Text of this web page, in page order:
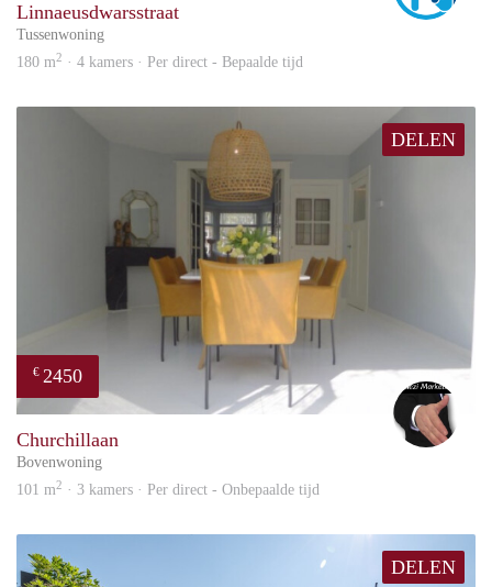
Linnaeusdwarsstraat
Tussenwoning
180 m2 · 4 kamers · Per direct - Bepaalde tijd
DELEN
€ 2450
Churchillaan
Bovenwoning
101 m2 · 3 kamers · Per direct - Onbepaalde tijd
DELEN